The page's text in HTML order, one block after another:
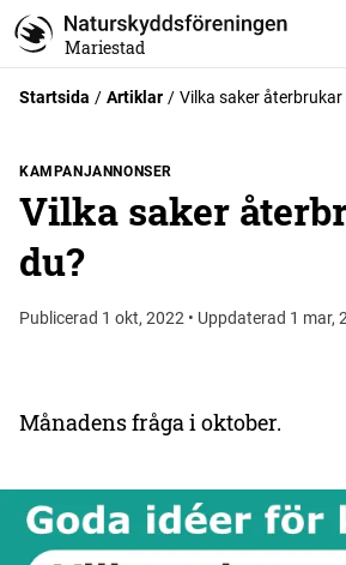
Mariestad
Startsida Artiklar Vilka saker återbrukar
KAMPANJANNONSER
Vilka saker
du?
Publicerad 1 okt, 2022 • Uppdaterad 1 mar,
Månadens fråga i oktober.